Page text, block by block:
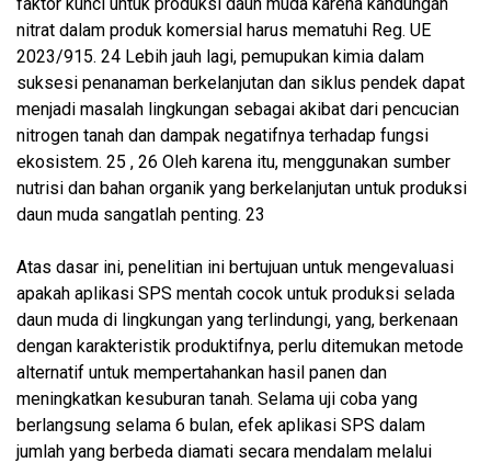
nitrat dalam produk komersial harus mematuhi Reg. UE
2023/915. 24 Lebih jauh lagi, pemupukan kimia dalam
suksesi penanaman berkelanjutan dan siklus pendek dapat
menjadi masalah lingkungan sebagai akibat dari pencucian
nitrogen tanah dan dampak negatifnya terhadap fungsi
ekosistem. 25 , 26 Oleh karena itu, menggunakan sumber
nutrisi dan bahan organik yang berkelanjutan untuk produksi
daun muda sangatlah penting. 23
Atas dasar ini, penelitian ini bertujuan untuk mengevaluasi
apakah aplikasi SPS mentah cocok untuk produksi selada
daun muda di lingkungan yang terlindungi, yang, berkenaan
dengan karakteristik produktifnya, perlu ditemukan metode
alternatif untuk mempertahankan hasil panen dan
meningkatkan kesuburan tanah. Selama uji coba yang
berlangsung selama 6 bulan, efek aplikasi SPS dalam
jumlah yang berbeda diamati secara mendalam melalui